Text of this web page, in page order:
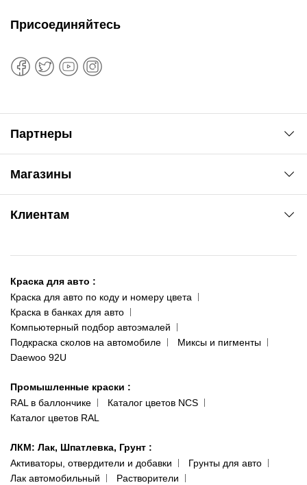
Магазины
ул. Рабочая, 2-а
093 611-39-23
(ориентир: Интайм №40)
Одесса
пр-т Акад. Глушко, 29
066 554-97-70
Клиентам
Доставка и оплата
Сотрудничество
Наши публикации
Публичная оферта
Политика конфиденциальности
Присоединяйтесь
Партнеры
Краска для авто :
Краска для авто по коду и номеру цвета
Краска в банках для авто
Компьютерный подбор автоэмалей
Подкраска сколов на автомобиле
Миксы и пигменты
Daewoo 92U
Промышленные краски :
RAL в баллончике
Каталог цветов NCS
Каталог цветов RAL
ЛКМ: Лак, Шпатлевка, Грунт :
Активаторы, отвердители и добавки
Грунты для авто
Лак автомобильный
Растворители